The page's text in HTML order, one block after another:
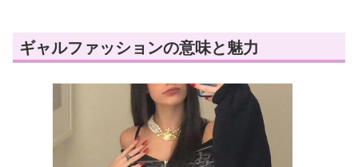
ギャルファッションの意味と魅力